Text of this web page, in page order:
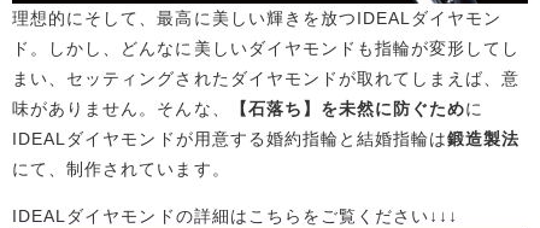
理想的にそして、最高に美しい輝きを放つIDEALダイヤモン
ド。しかし、どんなに美しいダイヤモンドも指輪が変形してし
まい、セッティングされたダイヤモンドが取れてしまえば、意
味がありません。そんな、
【石落ち】を未然に防ぐために
IDEALダイヤモンドが用意する婚約指輪と結婚指輪は鍛造製法
にて、制作されています。
IDEALダイヤモンドの詳細はこちらをご覧ください↓↓↓